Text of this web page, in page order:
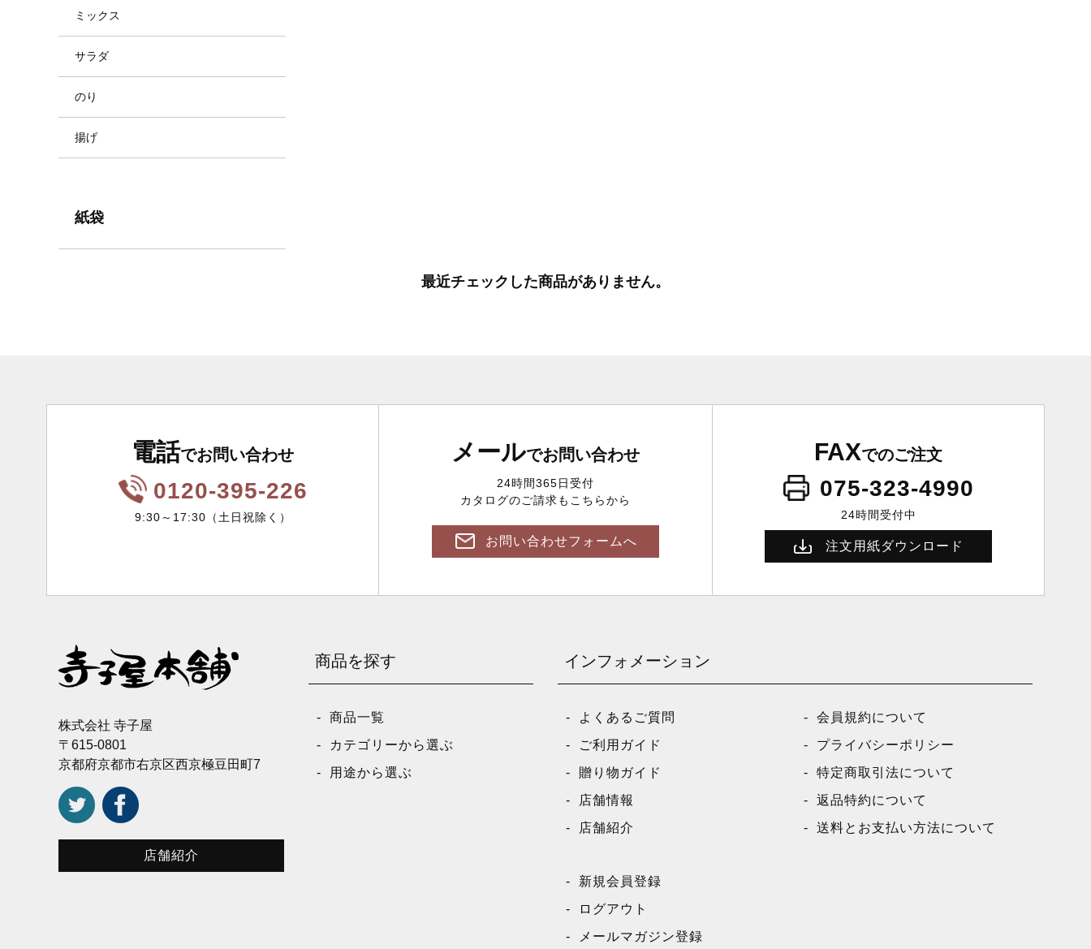
ミックス
サラダ
のり
揚げ
紙袋
最近チェックした商品がありません。
電話でお問い合わせ
0120-395-226
9:30～17:30（土日祝除く）
メールでお問い合わせ
24時間365日受付
カタログのご請求もこちらから
お問い合わせフォームへ
FAXでのご注文
075-323-4990
24時間受付中
注文用紙ダウンロード
株式会社 寺子屋
〒615-0801
京都府京都市右京区西京極豆田町7
店舗紹介
商品を探す
商品一覧
カテゴリーから選ぶ
用途から選ぶ
インフォメーション
よくあるご質問
ご利用ガイド
贈り物ガイド
店舗情報
店舗紹介
会員規約について
プライバシーポリシー
特定商取引法について
返品特約について
送料とお支払い方法について
新規会員登録
ログアウト
メールマガジン登録